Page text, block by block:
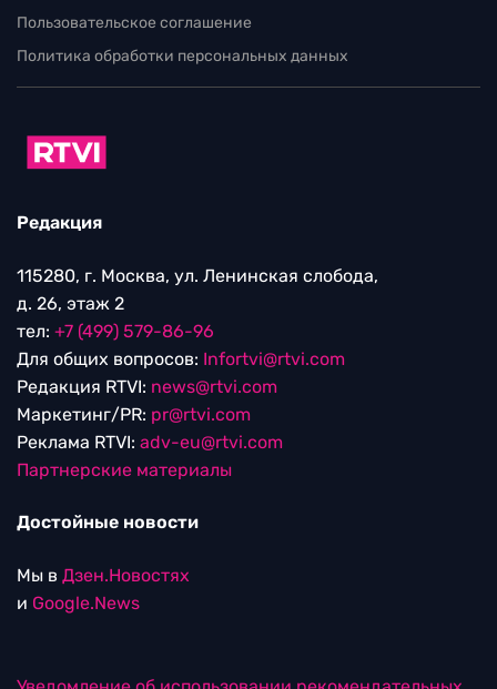
Пользовательское соглашение
Политика обработки персональных данных
Редакция
115280, г. Москва, ул. Ленинская слобода,
д. 26, этаж 2
тел: +7 (499) 579-86-96
Для общих вопросов: Infortvi@rtvi.com
Редакция RTVI: news@rtvi.com
Маркетинг/PR: pr@rtvi.com
Реклама RTVI: adv-eu@rtvi.com
Партнерские материалы
Достойные новости
Мы в Дзен.Новостях
и Google.News